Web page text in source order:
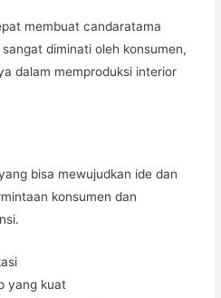
membuat candaratama
diminati oleh konsumen,
dalam memproduksi interior
bisa mewujudkan ide dan
konsumen dan
yang kuat